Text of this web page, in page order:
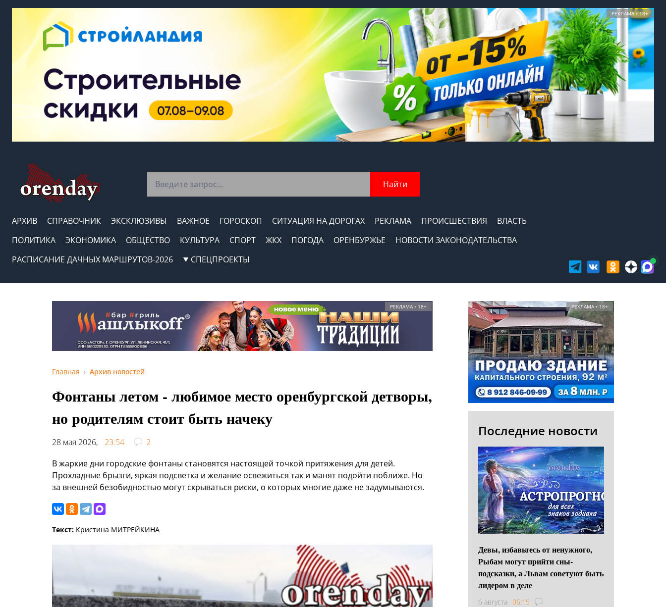
РЕКЛАМА • 18+
Найти
АРХИВ СПРАВОЧНИК ЭКСКЛЮЗИВЫ ВАЖНОЕ ГОРОСКОП СИТУАЦИЯ НА ДОРОГАХ РЕКЛАМА ПРОИСШЕСТВИЯ
ВЛАСТЬ
ПОЛИТИКА
ЭКОНОМИКА ОБЩЕСТВО КУЛЬТУРА СПОРТ ЖКХ ПОГОДА ОРЕНБУРЖЬЕ
НОВОСТИ ЗАКОНОДАТЕЛЬСТВА
РАСПИСАНИЕ ДАЧНЫХ МАРШРУТОВ-2026
СПЕЦПРОЕКТЫ
РЕКЛАМА • 18+
Главная Архив новостей
Фонтаны летом - любимое место оренбургской детворы,
но родителям стоит быть начеку
28 мая 2026, 23:54
2
В жаркие дни городские фонтаны становятся настоящей точкой притяжения для детей.
Прохладные брызги, яркая подсветка и желание освежиться так и манят подойти поближе. Но
за внешней безобидностью могут скрываться риски, о которых многие даже не задумываются.
Текст: Кристина МИТРЕЙКИНА
РЕКЛАМА • 18+
Последние новости
Девы, избавьтесь от ненужного,
Рыбам могут прийти сны-
подсказки, а Львам советуют быть
лидером в деле
6 августа 06:15